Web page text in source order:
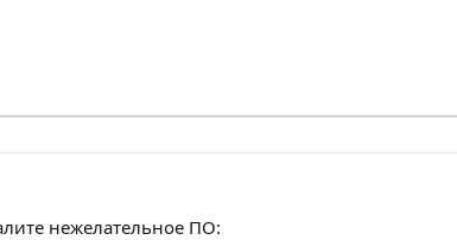
нежелательное ПО: